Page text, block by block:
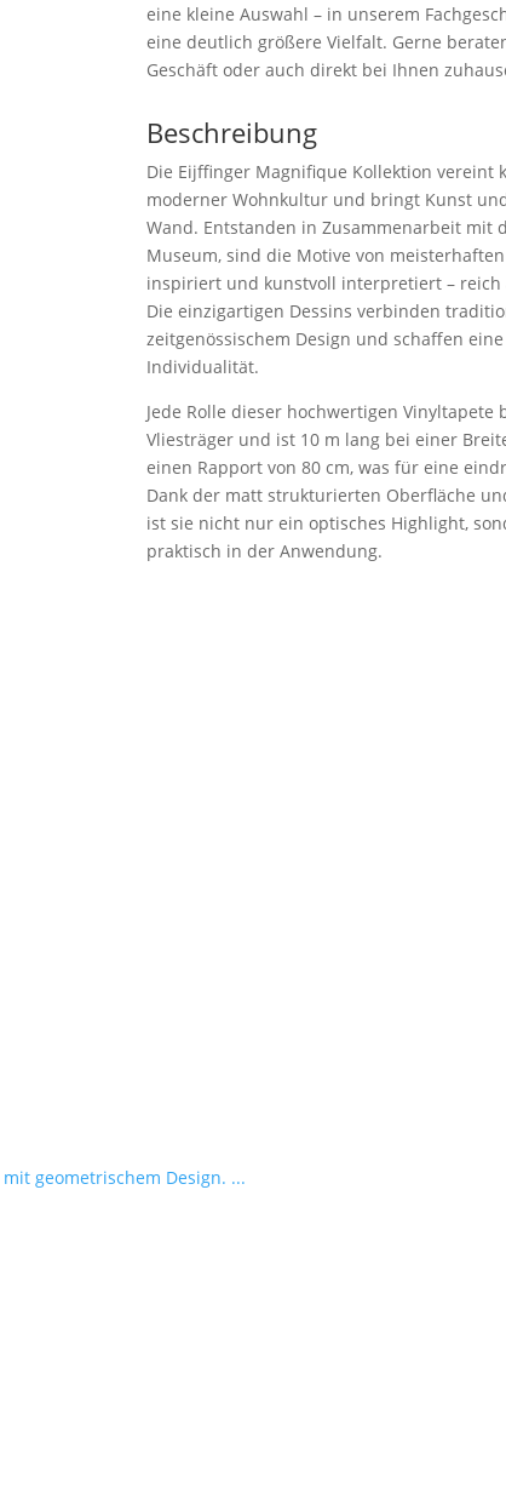
eine kleine Auswahl – in unserem
eine deutlich größere Vielfalt. Gerne
Geschäft oder auch direkt bei Ihnen
Beschreibung
Die Eijffinger Magnifique Kollektion vereint
moderner Wohnkultur und bringt Kunst
Wand. Entstanden in Zusammenarbeit mit
Museum, sind die Motive von
inspiriert und kunstvoll interpretiert – reich
Die einzigartigen Dessins verbinden
zeitgenössischem Design und schaffen
Individualität.
Jede Rolle dieser hochwertigen Vinyltapete
Vliesträger und ist 10 m lang bei einer
einen Rapport von 80 cm, was für eine
Dank der matt strukturierten Oberfläche
ist sie nicht nur ein optisches Highlight,
praktisch in der Anwendung.
geometrischem Design. ...